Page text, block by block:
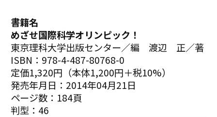
書籍名
めざせ国際科学オリンピック！
東京理科大学出版センター／編 渡辺 正／著
ISBN：978-4-487-80768-0
定価1,320円（本体1,200円＋税10%）
発売年月日：2014年04月21日
ページ数：184頁
判型：46